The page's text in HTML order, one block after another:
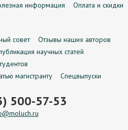
информация
Оплата и скидки
совет
Отзывы наших авторов
научных статей
магистранту
Спецвыпуски
500-57-53